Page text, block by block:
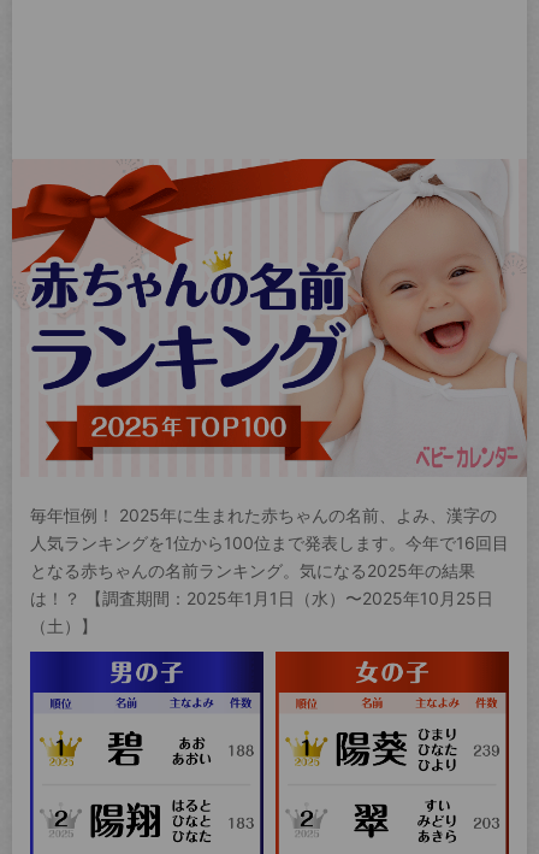
毎年恒例！ 2025年に生まれた赤ちゃんの名前、よみ、漢字の
人気ランキングを1位から100位まで発表します。今年で16回目
となる赤ちゃんの名前ランキング。気になる2025年の結果
は！？ 【調査期間：2025年1月1日（水）〜2025年10月25日
（土）】